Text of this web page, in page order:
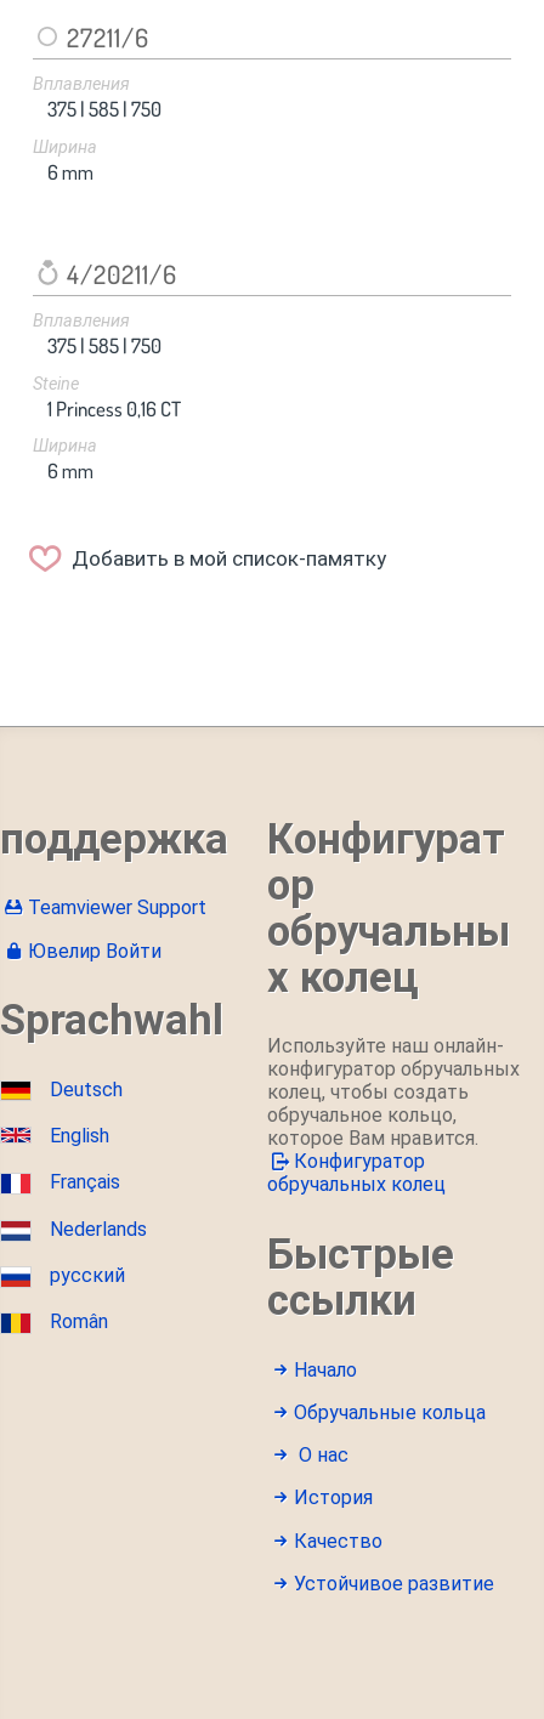
27211/6
Вплавления
375 |585 |750
Ширина
6mm
4/20211/6
Вплавления
375 |585 |750
Steine
1 Princess 0,16 CT
Ширина
6mm
Добавить в мой список-памятку
поддержка
Teamviewer Support
Ювелир Войти
Sprachwahl
Deutsch
English
Français
Nederlands
русский
Român
Конфигурат
ор
обручальны
х колец
Используйте наш онлайн-
конфигуратор обручальных
колец, чтобы создать
обручальное кольцо,
которое Вам нравится.
Конфигуратор
обручальных колец
Быстрые
ссылки
Начало
Обручальные кольца
О нас
История
Качество
Устойчивое развитие